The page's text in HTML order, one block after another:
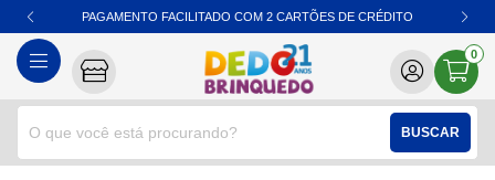
BUSCAR
0
PAGAMENTO FACILITADO COM 2 CARTÕES DE CRÉDITO